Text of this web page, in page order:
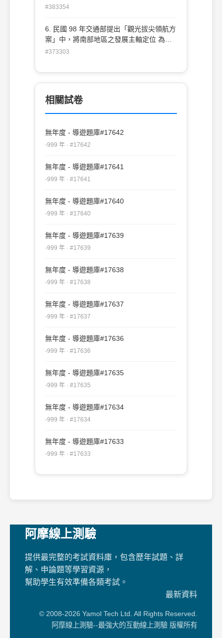
(A)生活及文化的臺灣 (B)產業及時尚的臺灣
灣
#383354
6. 民國 98 年交通部提出「觀光拔尖領航方
案」中，將南部地區之發展主軸定位 為：
(A)生活及文化的臺灣 (C)歷史及海洋的臺
臺灣
#373303
相關試卷
無年度 - 導遊題庫#17642
-999 年 · #17642
無年度 - 導遊題庫#17641
-999 年 · #17641
無年度 - 導遊題庫#17640
-999 年 · #17640
無年度 - 導遊題庫#17639
-999 年 · #17639
無年度 - 導遊題庫#17638
-999 年 · #17638
無年度 - 導遊題庫#17637
-999 年 · #17637
無年度 - 導遊題庫#17636
-999 年 · #17636
無年度 - 導遊題庫#17635
-999 年 · #17635
無年度 - 導遊題庫#17634
-999 年 · #17634
無年度 - 導遊題庫#17633
-999 年 · #17633
阿摩線上測驗
提供最完整的考試資料庫，包含歷年試題、詳
解、申論題等學習資源，
幫助學生有效準備各類考試。
最新資料
© 2008-2026 Yamol Tech Ltd. All Rights Reserved.
阿摩線上測驗--最強大的互動線上測驗 版權所有